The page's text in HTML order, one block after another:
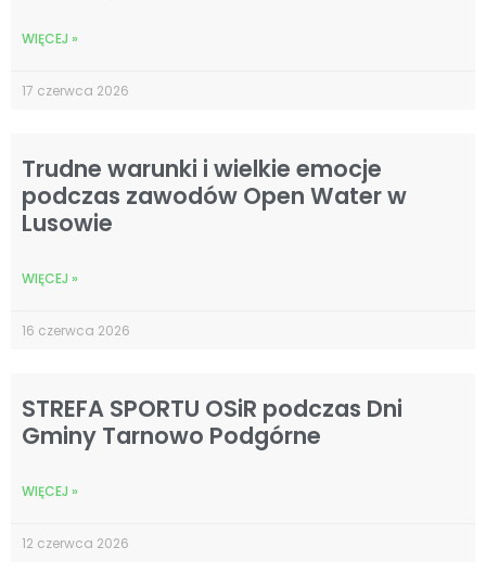
WIĘCEJ »
17 czerwca 2026
Trudne warunki i wielkie emocje
podczas zawodów Open Water w
Lusowie
WIĘCEJ »
16 czerwca 2026
STREFA SPORTU OSiR podczas Dni
Gminy Tarnowo Podgórne
WIĘCEJ »
12 czerwca 2026